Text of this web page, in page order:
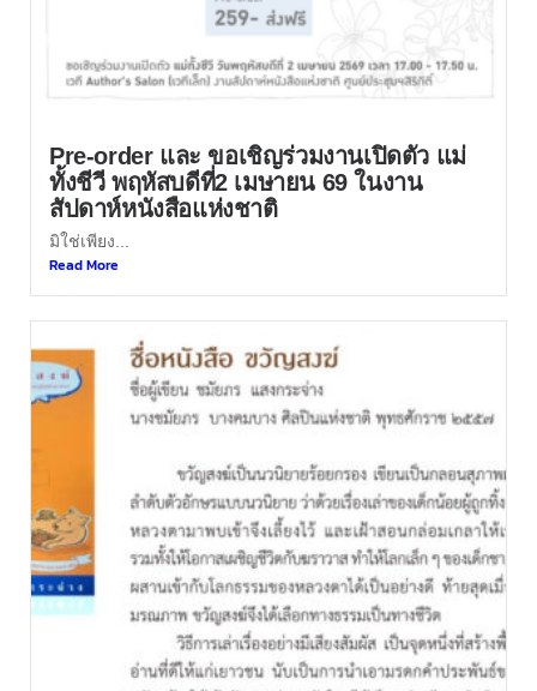
Pre-order และ ขอเชิญร่วมงานเปิดตัว แม่
ทั้งชีวี พฤหัสบดีที่2 เมษายน 69 ในงาน
สัปดาห์หนังสือแห่งชาติ
มิใช่เพียง...
Read More